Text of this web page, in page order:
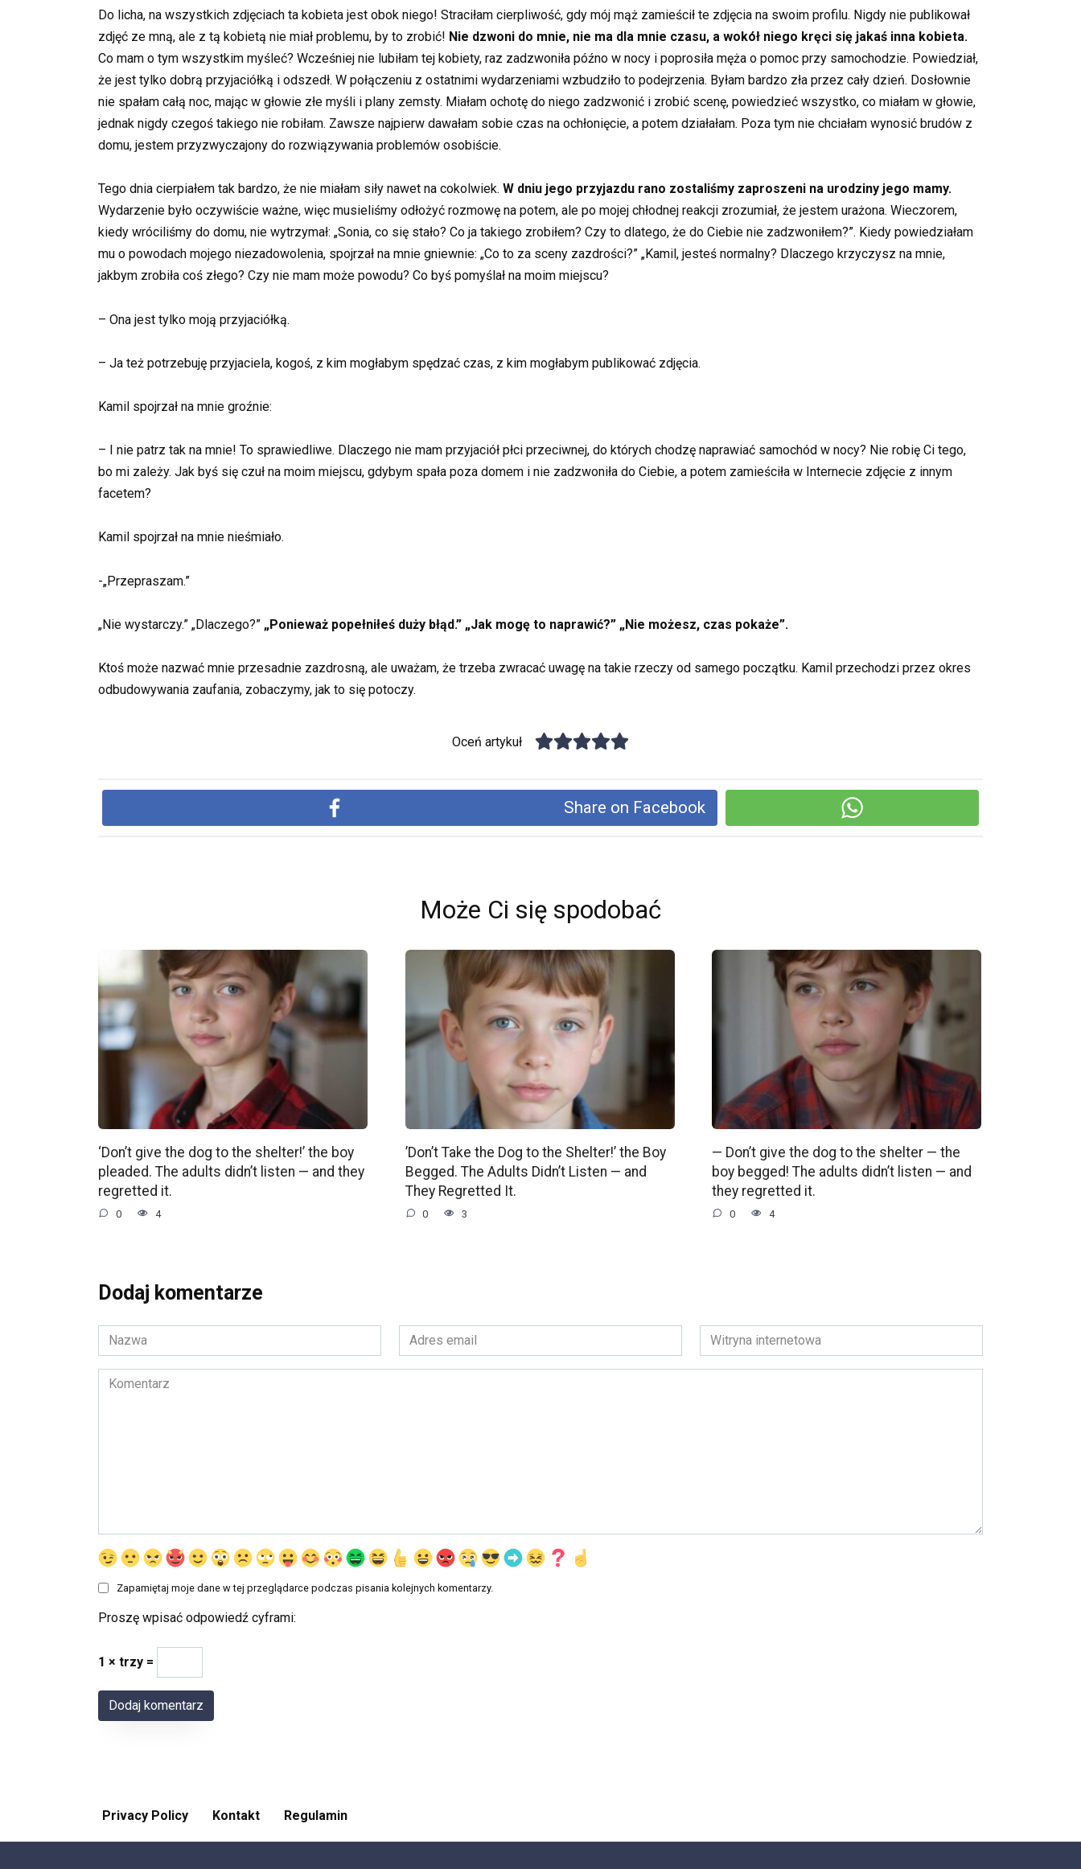
Do licha, na wszystkich zdjęciach ta kobieta jest obok niego! Straciłam cierpliwość, gdy mój mąż zamieścił te zdjęcia na swoim profilu. Nigdy nie publikował
zdjęć ze mną, ale z tą kobietą nie miał problemu, by to zrobić! Nie dzwoni do mnie, nie ma dla mnie czasu, a wokół niego kręci się jakaś inna kobieta.
Co mam o tym wszystkim myśleć? Wcześniej nie lubiłam tej kobiety, raz zadzwoniła późno w nocy i poprosiła męża o pomoc przy samochodzie. Powiedział,
że jest tylko dobrą przyjaciółką i odszedł. W połączeniu z ostatnimi wydarzeniami wzbudziło to podejrzenia. Byłam bardzo zła przez cały dzień. Dosłownie
nie spałam całą noc, mając w głowie złe myśli i plany zemsty. Miałam ochotę do niego zadzwonić i zrobić scenę, powiedzieć wszystko, co miałam w głowie,
jednak nigdy czegoś takiego nie robiłam. Zawsze najpierw dawałam sobie czas na ochłonięcie, a potem działałam. Poza tym nie chciałam wynosić brudów z
domu, jestem przyzwyczajony do rozwiązywania problemów osobiście.
Tego dnia cierpiałem tak bardzo, że nie miałam siły nawet na cokolwiek. W dniu jego przyjazdu rano zostaliśmy zaproszeni na urodziny jego mamy.
Wydarzenie było oczywiście ważne, więc musieliśmy odłożyć rozmowę na potem, ale po mojej chłodnej reakcji zrozumiał, że jestem urażona. Wieczorem,
kiedy wróciliśmy do domu, nie wytrzymał: „Sonia, co się stało? Co ja takiego zrobiłem? Czy to dlatego, że do Ciebie nie zadzwoniłem?”. Kiedy powiedziałam
mu o powodach mojego niezadowolenia, spojrzał na mnie gniewnie: „Co to za sceny zazdrości?” „Kamil, jesteś normalny? Dlaczego krzyczysz na mnie,
jakbym zrobiła coś złego? Czy nie mam może powodu? Co byś pomyślał na moim miejscu?
– Ona jest tylko moją przyjaciółką.
– Ja też potrzebuję przyjaciela, kogoś, z kim mogłabym spędzać czas, z kim mogłabym publikować zdjęcia.
Kamil spojrzał na mnie groźnie:
– I nie patrz tak na mnie! To sprawiedliwe. Dlaczego nie mam przyjaciół płci przeciwnej, do których chodzę naprawiać samochód w nocy? Nie robię Ci tego,
bo mi zależy. Jak byś się czuł na moim miejscu, gdybym spała poza domem i nie zadzwoniła do Ciebie, a potem zamieściła w Internecie zdjęcie z innym
facetem?
Kamil spojrzał na mnie nieśmiało.
-„Przepraszam.”
„Nie wystarczy.” „Dlaczego?” „Ponieważ popełniłeś duży błąd.” „Jak mogę to naprawić?” „Nie możesz, czas pokaże”.
Ktoś może nazwać mnie przesadnie zazdrosną, ale uważam, że trzeba zwracać uwagę na takie rzeczy od samego początku. Kamil przechodzi przez okres
odbudowywania zaufania, zobaczymy, jak to się potoczy.
Oceń artykuł
Share on Facebook
Może Ci się spodobać
‘Don’t give the dog to the shelter!’ the boy
pleaded. The adults didn’t listen — and they
regretted it.
0 4
’Don’t Take the Dog to the Shelter!’ the Boy
Begged. The Adults Didn’t Listen — and
They Regretted It.
0 3
— Don’t give the dog to the shelter — the
boy begged! The adults didn’t listen — and
they regretted it.
0 4
Dodaj komentarze
Nazwa
*
Adres
email
*
Witryna
internetowa
Komentarz
Zapamiętaj moje dane w tej przeglądarce podczas pisania kolejnych komentarzy.
Proszę wpisać odpowiedź cyframi:
1 × trzy =
Privacy Policy Kontakt Regulamin